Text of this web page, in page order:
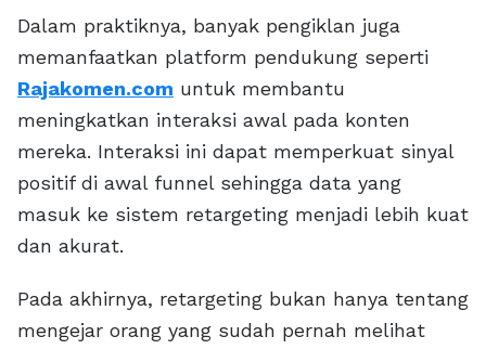
Dalam praktiknya, banyak pengiklan juga
memanfaatkan platform pendukung seperti
Rajakomen.com untuk membantu
meningkatkan interaksi awal pada konten
mereka. Interaksi ini dapat memperkuat sinyal
positif di awal funnel sehingga data yang
masuk ke sistem retargeting menjadi lebih kuat
dan akurat.
Pada akhirnya, retargeting bukan hanya tentang
mengejar orang yang sudah pernah melihat